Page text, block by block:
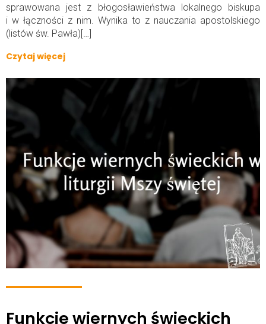
sprawowana jest z błogosławieństwa lokalnego biskupa
i w łączności z nim. Wynika to z nauczania apostolskiego
(listów św. Pawła)[…]
Czytaj więcej
Funkcje wiernych świeckich